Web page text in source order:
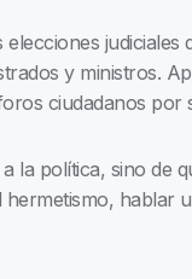
y ministros.
ciudadanos
la política, sino de
hablar